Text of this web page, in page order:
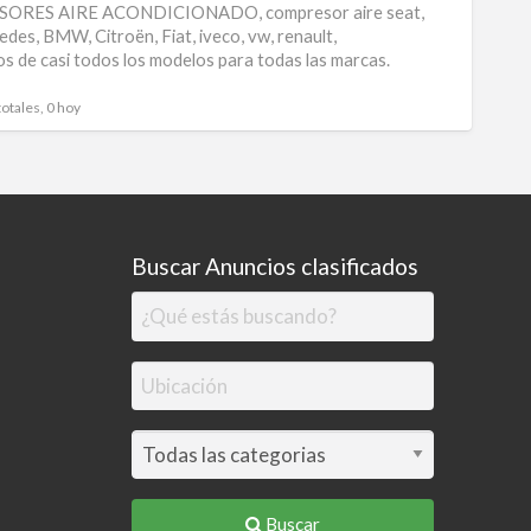
aire
AIRE ACONDICIONADO, compresor aire seat,
BMW, Citroën, Fiat, iveco, vw, renault,
de casi todos los modelos para todas las marcas.
0 hoy
Buscar Anuncios clasificados
Buscar